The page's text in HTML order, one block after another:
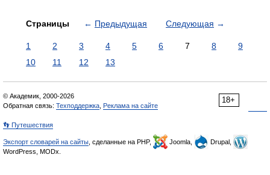
Страницы ← Предыдущая Следующая →
1 2 3 4 5 6 7 8
9
10
11 12 13
18+
© Академик, 2000-2026
Обратная связь: Техподдержка Реклама на сайте
👣 Путешествия
Экспорт словарей на сайты , сделанные на PHP, Joomla,
Drupal,
WordPress, MODx.